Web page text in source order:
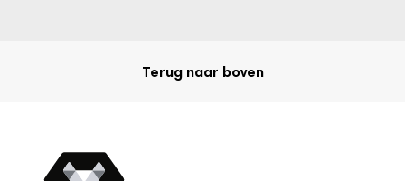
Terug naar boven